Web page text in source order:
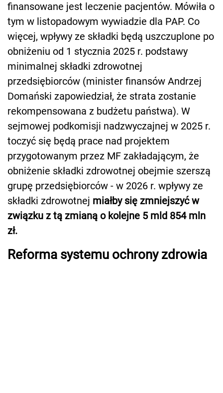
finansowane jest leczenie pacjentów. Mówiła o
tym w listopadowym wywiadzie dla PAP. Co
więcej, wpływy ze składki będą uszczuplone po
obniżeniu od 1 stycznia 2025 r. podstawy
minimalnej składki zdrowotnej
przedsiębiorców (minister finansów Andrzej
Domański zapowiedział, że strata zostanie
rekompensowana z budżetu państwa). W
sejmowej podkomisji nadzwyczajnej w 2025 r.
toczyć się będą prace nad projektem
przygotowanym przez MF zakładającym, że
obniżenie składki zdrowotnej obejmie szerszą
grupę przedsiębiorców - w 2026 r. wpływy ze
składki zdrowotnej miałby się zmniejszyć w
związku z tą zmianą o kolejne 5 mld 854 mln
zł.
Reforma systemu ochrony zdrowia